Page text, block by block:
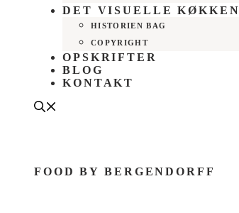
DET VISUELLE KØKKEN
HISTORIEN BAG
COPYRIGHT
OPSKRIFTER
BLOG
KONTAKT
FOOD BY BERGENDORFF